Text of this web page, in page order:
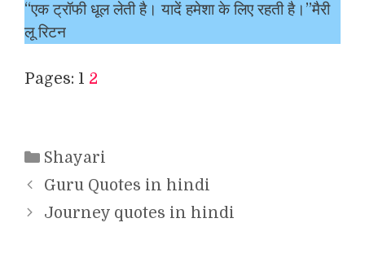
“एक ट्रॉफी धूल लेती है। यादें हमेशा के लिए रहती है।”मैरी
लू रिटन
Pages: 1 2
Categories
Shayari
Guru Quotes in hindi
Journey quotes in hindi